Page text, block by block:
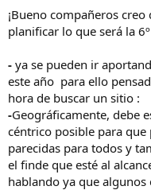
d
e
t
e
a
i
c
o
¡Bueno compañeros
planificar lo que será la
- ya se pueden ir
este año para ello
hora de buscar un sitio :
-Geográficamente, debe
céntrico posible para
parecidas para todos y
el finde que esté al
hablando ya que